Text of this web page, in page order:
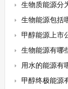
生物质能源分
生物能源包括
甲醇能源上市
生物能源有哪
用水的能源有
甲醇终极能源